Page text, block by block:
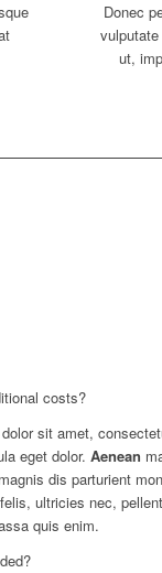
Donec
ut,
costs?
sit amet,
eget dolor.Aenean
dis parturient
ultricies nec,
quis enim.